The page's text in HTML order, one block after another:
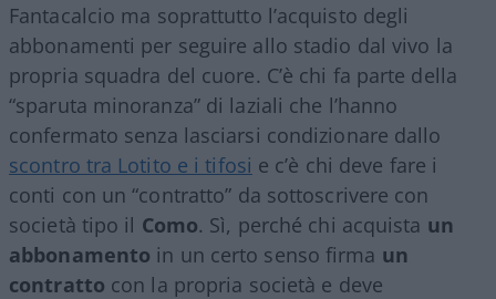
Fantacalcio ma soprattutto l’acquisto degli
abbonamenti per seguire allo stadio dal vivo la
propria squadra del cuore. C’è chi fa parte della
“sparuta minoranza” di laziali che l’hanno
confermato senza lasciarsi condizionare dallo
scontro tra Lotito e i tifosi e c’è chi deve fare i
conti con un “contratto” da sottoscrivere con
società tipo il Como. Sì, perché chi acquista un
abbonamento in un certo senso firma un
contratto con la propria società e deve